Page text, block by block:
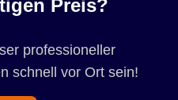
Preis?
professioneller
schnell vor Ort sein!